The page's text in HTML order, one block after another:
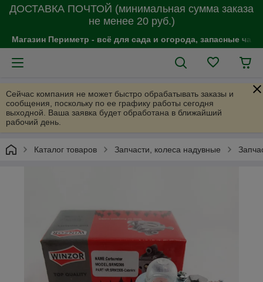
ДОСТАВКА ПОЧТОЙ (минимальная сумма заказа
не менее 20 руб.)
Магазин Периметр - всё для сада и огорода, запасные
Сейчас компания не может быстро обрабатывать заказы и
сообщения, поскольку по ее графику работы сегодня
выходной. Ваша заявка будет обработана в ближайший
рабочий день.
Каталог товаров Запчасти, колеса надувные